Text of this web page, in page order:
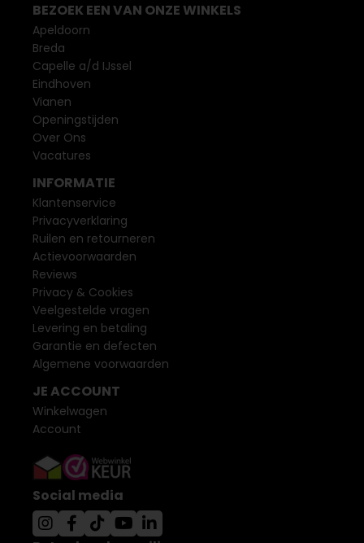
BEZOEK EEN VAN ONZE WINKELS
Apeldoorn
Breda
Capelle a/d IJssel
Eindhoven
Vianen
Openingstijden
Over Ons
Vacatures
INFORMATIE
Klantenservice
Privacyverklaring
Ruilen en retourneren
Actievoorwaarden
Reviews
Privacy & Cookies
Veelgestelde vragen
Levering en betaling
Garantie en defecten
Algemene voorwaarden
JE ACCOUNT
Winkelwagen
Account
Social media